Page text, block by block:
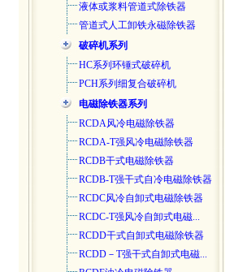
液体或浆料管道式除铁器
管道式人工卸铁永磁除铁器
破碎机系列
HC系列环锤式破碎机
PCH系列细复合破碎机
电磁除铁器系列
RCDA风冷电磁除铁器
RCDA-T强风冷电磁除铁器
RCDB干式电磁除铁器
RCDB-T强干式自冷电磁除铁器
RCDC风冷自卸式电磁除铁器
RCDC-T强风冷自卸式电磁...
RCDD干式自卸式电磁除铁器
RCDD－T强干式自卸式电磁...